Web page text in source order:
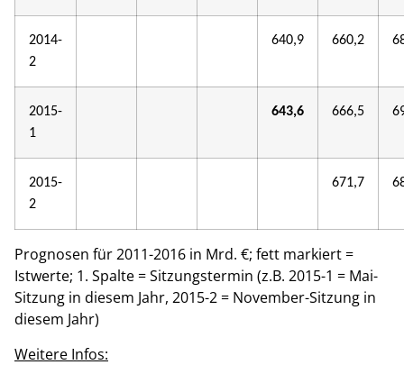
2014-
2
640,9 660,2
2015-
1
643,6 666,5
2015-
2
671,7
Prognosen für 2011-2016 in Mrd. €; fett markiert =
Istwerte; 1. Spalte = Sitzungstermin (z.B. 2015-1 = Mai-
Sitzung in diesem Jahr, 2015-2 = November-Sitzung in
diesem Jahr)
Weitere Infos: